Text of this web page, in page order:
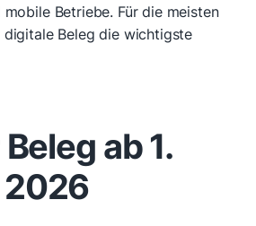
Betriebe. Für die meisten
Beleg die wichtigste
ab 1.